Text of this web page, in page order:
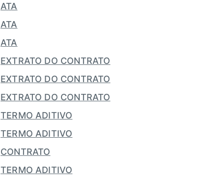
ATA
ATA
ATA
EXTRATO DO CONTRATO
EXTRATO DO CONTRATO
EXTRATO DO CONTRATO
TERMO ADITIVO
TERMO ADITIVO
CONTRATO
TERMO ADITIVO